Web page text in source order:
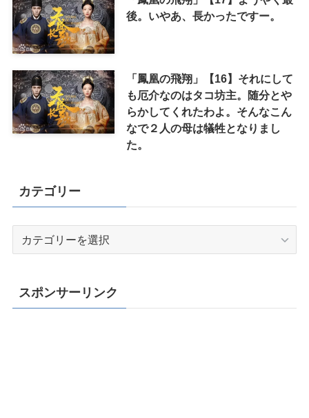
後。いやあ、長かったですー。
「鳳凰の飛翔」【16】それにして
も厄介なのはタコ坊主。随分とや
らかしてくれたわよ。そんなこん
なで２人の母は犠牲となりまし
た。
カテゴリー
スポンサーリンク